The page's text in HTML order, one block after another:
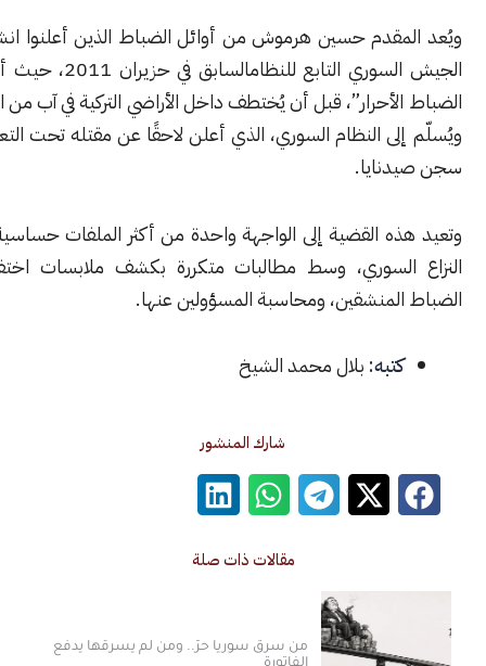
حسين هرموش من أوائل الضباط الذين أعلنوا انشقاقهم عن
الجيش السوري التابع للنظامالسابق في حزيران 2011، حيث أسس “لواء
قبل أن يُختطف داخل الأراضي التركية في آب من العام نفسه،
النظام السوري، الذي أعلن لاحقًا عن مقتله تحت التعذيب داخل
القضية إلى الواجهة واحدة من أكثر الملفات حساسية في بدايات
وسط مطالبات متكررة بكشف ملابسات اختفاء واغتيال
ومحاسبة المسؤولين عنها.
بلال محمد الشيخ
شارك المنشور
مقالات ذات صلة
من سرق سوريا حرّ.. ومن لم يسرقها يدفع